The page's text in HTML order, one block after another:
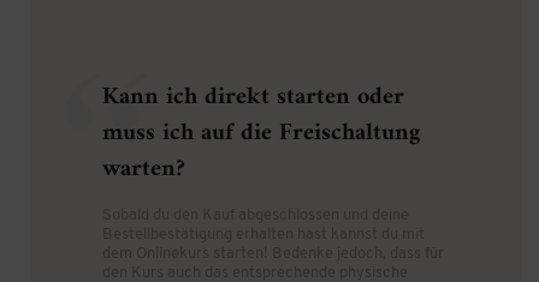
Kann ich direkt starten oder
muss ich auf die Freischaltung
warten?
Sobald du den Kauf abgeschlossen und deine
Bestellbestätigung erhalten hast kannst du mit
dem Onlinekurs starten! Bedenke jedoch, dass für
den Kurs auch das entsprechende physische